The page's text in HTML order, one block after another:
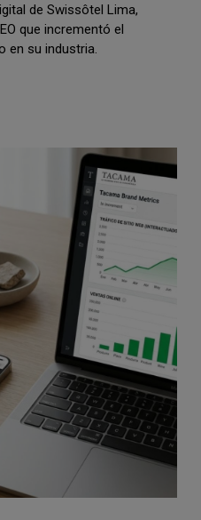
de Swissôtel Lima,
que incrementó el
en su industria.